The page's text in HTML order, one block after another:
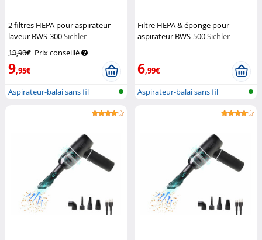
2 filtres HEPA pour aspirateur-
laveur BWS-300Sichler
19,90€ Prix conseillé
9,95€
Aspirateur-balai sans fil
Filtre HEPA & éponge pour
aspirateur BWS-500Sichler
6,99€
Aspirateur-balai sans fil